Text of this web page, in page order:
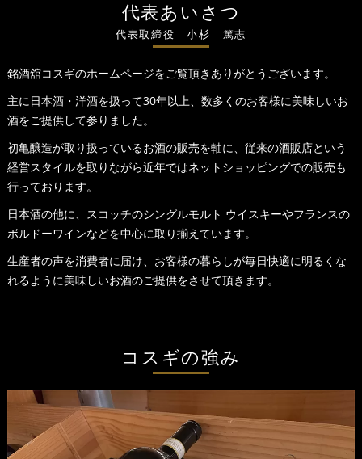
代表取締役 小杉 篤志
代表あいさつ
銘酒舘コスギのホームページをご覧頂きありがとうございます。
主に日本酒・洋酒を扱って30年以上、数多くのお客様に美味しいお
酒をご提供して参りました。
初亀醸造が取り扱っているお酒の販売を軸に、従来の酒販店という
経営スタイルを取りながら近年ではネットショッピングでの販売も
行っております。
日本酒の他に、スコッチのシングルモルト ウイスキーやフランスの
ボルドーワインなどを中心に取り揃えています。
生産者の声を消費者に届け、お客様の暮らしが毎日快適に明るくな
れるように美味しいお酒のご提供をさせて頂きます。
コスギの強み